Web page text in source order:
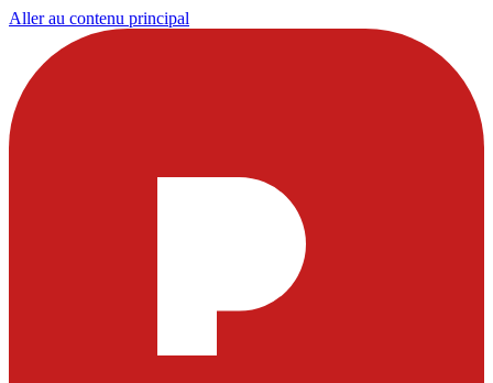
Aller au contenu principal